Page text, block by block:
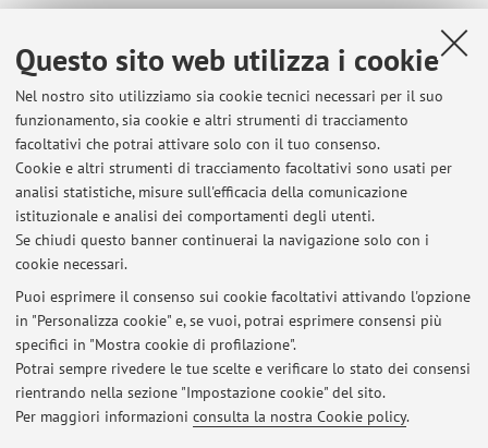
Questo sito web utilizza i cookie
Nel nostro sito utilizziamo sia cookie tecnici necessari per il suo
funzionamento, sia cookie e altri strumenti di tracciamento
facoltativi che potrai attivare solo con il tuo consenso.
Cookie e altri strumenti di tracciamento facoltativi sono usati per
analisi statistiche, misure sull'efficacia della comunicazione
istituzionale e analisi dei comportamenti degli utenti.
Se chiudi questo banner continuerai la navigazione solo con i
cookie necessari.
Puoi esprimere il consenso sui cookie facoltativi attivando l'opzione
in "Personalizza cookie" e, se vuoi, potrai esprimere consensi più
specifici in "Mostra cookie di profilazione".
Potrai sempre rivedere le tue scelte e verificare lo stato dei consensi
rientrando nella sezione "Impostazione cookie" del sito.
Per maggiori informazioni consulta la nostra Cookie policy.
Dipartimento di Scienze Mediche e Chirurgiche
Via Massarenti 9, Bologna -Vai alla mappa
Risorse in rete
ORCID
Ultimi avvisi
Al momento non sono presenti avvisi.